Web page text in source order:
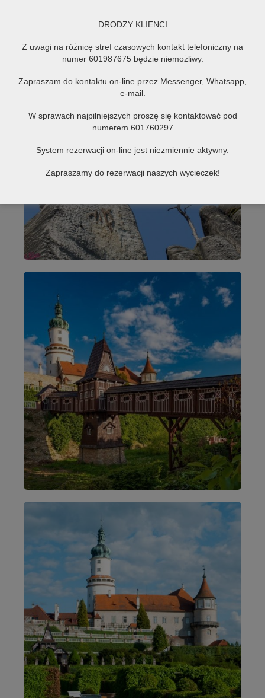
DRODZY KLIENCI
Z uwagi na różnicę stref czasowych kontakt telefoniczny na
numer 601987675 będzie niemożliwy.
Zapraszam do kontaktu on-line przez Messenger, Whatsapp,
e-mail.
W sprawach najpilniejszych proszę się kontaktować pod
numerem 601760297
System rezerwacji on-line jest niezmiennie aktywny.
Zapraszamy do rezerwacji naszych wycieczek!